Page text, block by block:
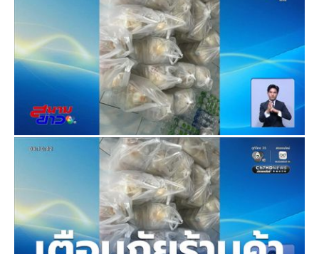
ขณะที่ร้านอาหารอีกร้านที่เกือบตกเป็นเหยื่อ นางสาวจิราพร
เจ้าของร้าน และแม่ครัว นำกล่องอาหารว่างที่เตรียมไว้มา
ให้ดู ก่อนจะเล่าว่า ได้รับโทรศัพท์จากชายคนหนึ่ง อ้างเป็น
ทหาร ต้องการสั่งข้าวกล่อง 30 ชุด ชุดละ 100 บาท สำหรับ
กำลังพลที่มาฝึกนอกสถานที่ ก็แอดไลน์เพื่อพูดคุยราย
ละเอียด
หลังตกลงกันร้านได้จัดทำใบเสนอราคา และสั่งวัตถุดิบ รวม
ถึงอาหารว่างจำนวน 30 กล่อง ราคากล่องละ 25 บาท
เตรียมไว้ แต่พอจะเริ่มทำข้าวกล่อง เห็นโพสต์ของร้าน
อาหารอีกแห่งแจ้งเตือนว่าถูกมิจฉาชีพแอบอ้างเป็นทหาร
หลอก จึงเอะใจไม่ทำต่อ เบื้องต้นได้เข้าแจ้งความลงบันทึก
ประจำวันไว้เป็นหลักฐานแล้ว